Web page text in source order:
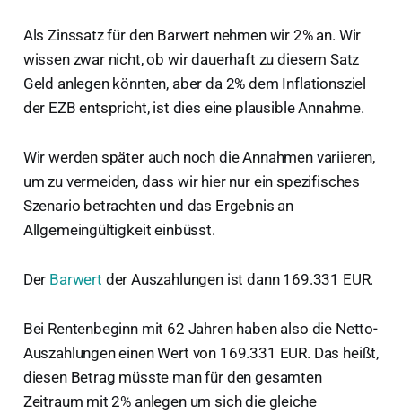
Als Zinssatz für den Barwert nehmen wir 2% an. Wir
wissen zwar nicht, ob wir dauerhaft zu diesem Satz
Geld anlegen könnten, aber da 2% dem Inflationsziel
der EZB entspricht, ist dies eine plausible Annahme.
Wir werden später auch noch die Annahmen variieren,
um zu vermeiden, dass wir hier nur ein spezifisches
Szenario betrachten und das Ergebnis an
Allgemeingültigkeit einbüsst.
Der Barwert der Auszahlungen ist dann 169.331 EUR.
Bei Rentenbeginn mit 62 Jahren haben also die Netto-
Auszahlungen einen Wert von 169.331 EUR. Das heißt,
diesen Betrag müsste man für den gesamten
Zeitraum mit 2% anlegen um sich die gleiche